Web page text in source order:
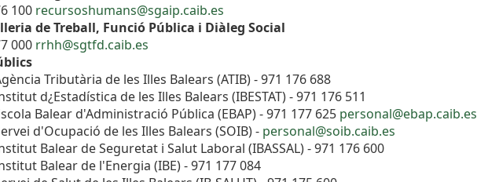
100 recursoshumans@sgaip.caib.es
de Treball, Funció Pública i Diàleg Social
000 rrhh@sgtfd.caib.es
Tributària de les Illes Balears (ATIB) - 971 176 688
d¿Estadística de les Illes Balears (IBESTAT) - 971 176 511
Balear d'Administració Pública (EBAP) - 971 177 625 personal@ebap.caib.es
d'Ocupació de les Illes Balears (SOIB) - personal@soib.caib.es
Balear de Seguretat i Salut Laboral (IBASSAL) - 971 176 600
Balear de l'Energia (IBE) - 971 177 084